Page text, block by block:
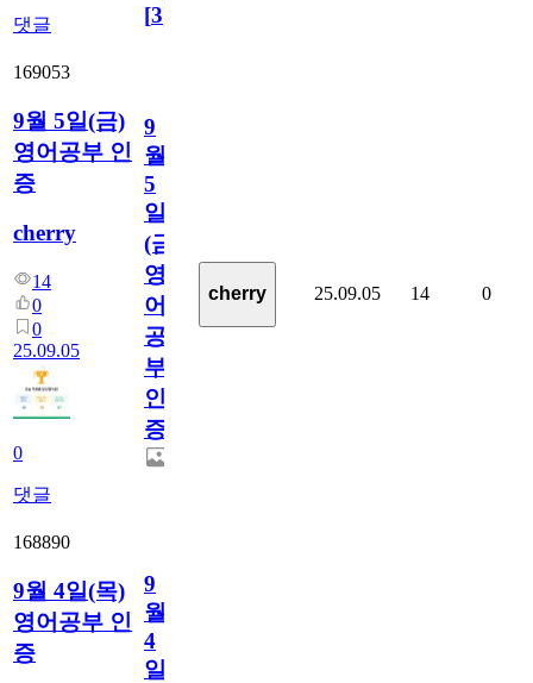
댓글
[3]
169053
9월 5일(금)
영어공부 인
증
cherry
14
0
0
25.09.05
0
댓글
9
월
5
일
(금)
영
어
공
부
인
증
cherry 25.09.05 14 0
168890
9월 4일(목)
영어공부 인
증
9
월
4
일